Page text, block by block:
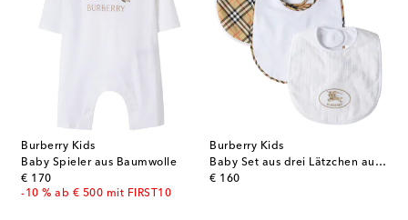
Burberry Kids
Baby Spieler aus Baumwolle
€ 170
original price
-10 % ab € 500 mit FIRST10
Burberry Kids
Baby Set aus drei Lätzchen aus Baumwolle
€ 160
original price